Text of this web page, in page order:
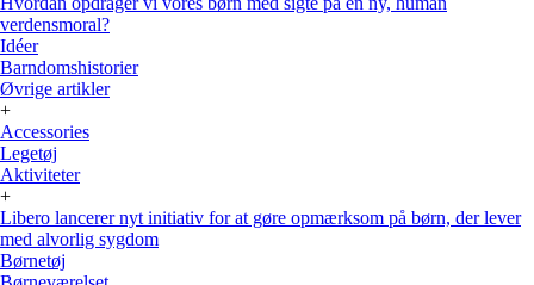
verdensmoral?
Idéer
Barndomshistorier
Øvrige artikler
+
Accessories
Legetøj
Aktiviteter
+
Libero lancerer nyt initiativ for at gøre opmærksom på børn, der lever
med alvorlig sygdom
Børnetøj